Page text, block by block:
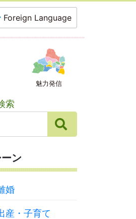
Foreign Language
魅力発信
索
ン
婚
産・子育て